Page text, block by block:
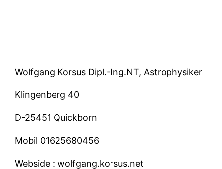
Wolfgang Korsus Dipl.-Ing.NT, Astrophysiker
Klingenberg 40
D-25451 Quickborn
Mobil 01625680456
Webside : wolfgang.korsus.net